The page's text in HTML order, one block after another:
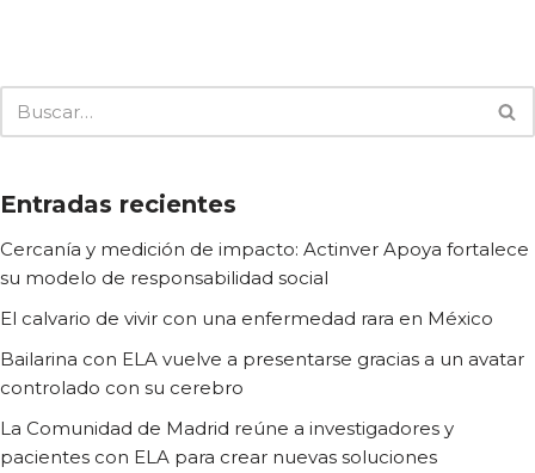
Entradas recientes
Cercanía y medición de impacto: Actinver Apoya fortalece
su modelo de responsabilidad social
El calvario de vivir con una enfermedad rara en México
Bailarina con ELA vuelve a presentarse gracias a un avatar
controlado con su cerebro
La Comunidad de Madrid reúne a investigadores y
pacientes con ELA para crear nuevas soluciones